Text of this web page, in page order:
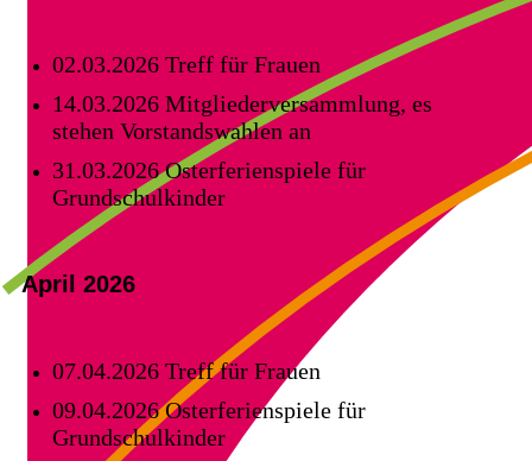
02.03.2026 Treff für Frauen
14.03.2026 Mitgliederversammlung, es
stehen Vorstandswahlen an
31.03.2026 Osterferienspiele für
Grundschulkinder
April 2026
07.04.2026 Treff für Frauen
09.04.2026 Osterferienspiele für
Grundschulkinder